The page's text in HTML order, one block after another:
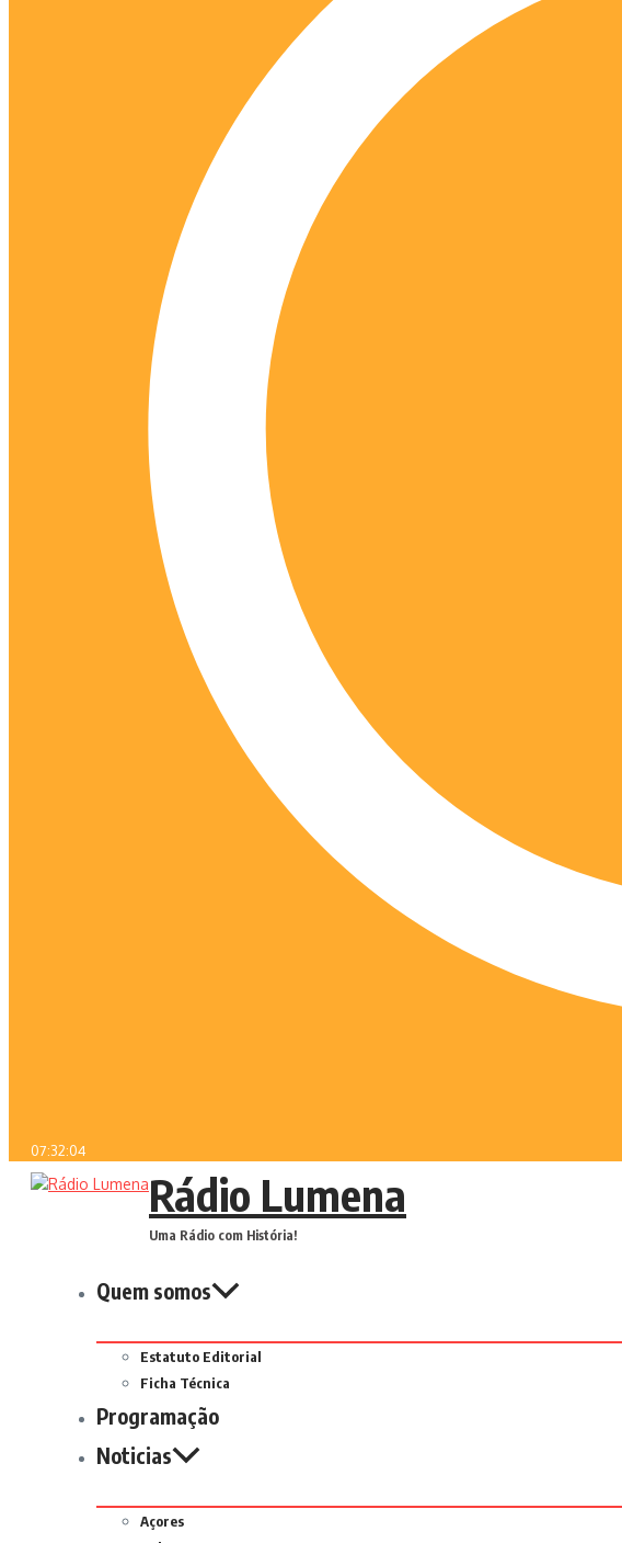
07:32:04
Rádio Lumena
Uma Rádio com História!
Quem somos
Estatuto Editorial
Ficha Técnica
Programação
Noticias
Açores